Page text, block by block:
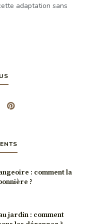
adaptation sans
: comment la
?
jardin : comment